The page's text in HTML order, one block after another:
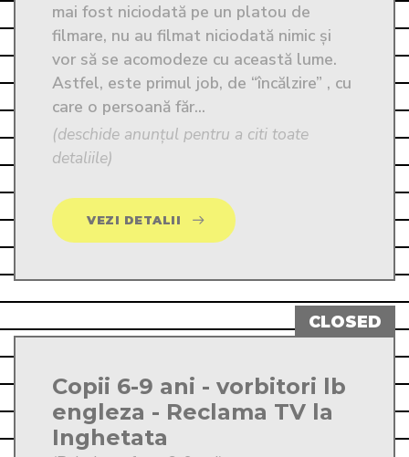
mai fost niciodată pe un platou de
filmare, nu au filmat niciodată nimic și
vor să se acomodeze cu această lume.
Astfel, este primul job, de “încălzire” , cu
care o persoană făr...
(deschide anunțul pentru a citi toate
detaliile)
VEZI DETALII
Copii 6-9 ani - vorbitori lb
engleza - Reclama TV la
Inghetata